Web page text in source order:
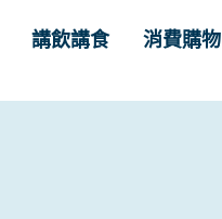
講飲講食 消費購物